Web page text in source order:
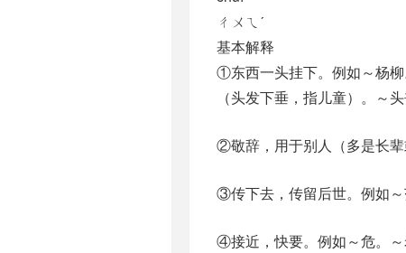
ㄔㄨㄟˊ
基本解释
①东西一头挂下。例如～杨
（头发下垂，指儿童）。～头
②敬辞，用于别人（多是长辈
③传下去，传留后世。例如～
④接近，快要。例如～危。～